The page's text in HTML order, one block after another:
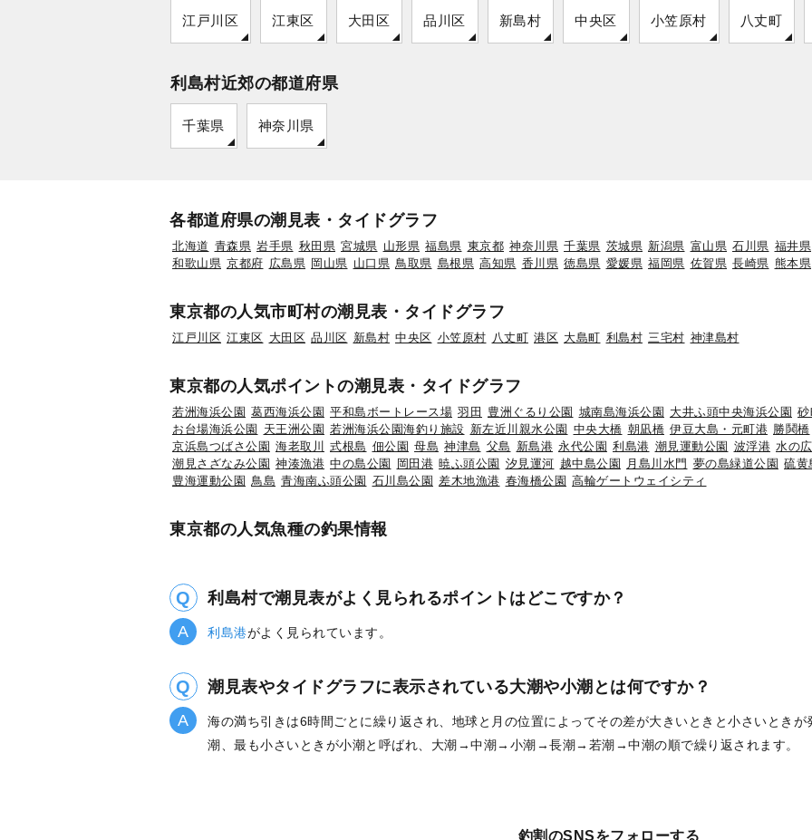
江戸川区 江東区 大田区 品川区 新島村 中央区 小笠原村 八丈町
利島村近郊の都道府県
千葉県 神奈川県
各都道府県の潮見表・タイドグラフ
北海道 青森県 岩手県 秋田県 宮城県 山形県 福島県 東京都 神奈川県 千葉県 茨城県 新潟県 富山県 石川県 福井県
和歌山県 京都府 広島県 岡山県 山口県 鳥取県 島根県 高知県 香川県 徳島県 愛媛県 福岡県 佐賀県 長崎県 熊本県
東京都の人気市町村の潮見表・タイドグラフ
江戸川区 江東区 大田区 品川区 新島村 中央区 小笠原村 八丈町 港区 大島町 利島村 三宅村 神津島村
東京都の人気ポイントの潮見表・タイドグラフ
若洲海浜公園 葛西海浜公園 平和島ボートレース場 羽田 豊洲ぐるり公園 城南島海浜公園 大井ふ頭中央海浜公園 砂
お台場海浜公園
天王洲公園 若洲海浜公園海釣り施設 新左近川親水公園 中央大橋 朝凪橋 伊豆大島・元町港 勝鬨橋
京浜島つばさ公園 海老取川 式根島 佃公園 母島 神津島 父島 新島港 永代公園 利島港 潮見運動公園 波浮港 水の
潮見さざなみ公園 神湊漁港 中の島公園 岡田港 暁ふ頭公園 汐見運河 越中島公園 月島川水門 夢の島緑道公園 硫黄
豊海運動公園 鳥島 青海南ふ頭公園 石川島公園 差木地漁港 春海橋公園 高輪ゲートウェイシティ
東京都の人気魚種の釣果情報
利島村で潮見表がよく見られるポイントはどこですか？
利島港がよく見られています。
潮見表やタイドグラフに表示されている大潮や小潮とは何ですか？
海の満ち引きは6時間ごとに繰り返され、地球と月の位置によってその差が大きいときと小さいとき
潮、最も小さいときが小潮と呼ばれ、大潮→中潮→小潮→長潮→若潮→中潮の順で繰り返されます。
釣割のSNSをフォローする